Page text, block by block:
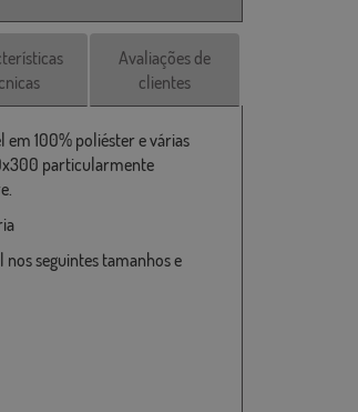
Avaliações de
clientes
em 100% poliéster e várias
particularmente
seguintes tamanhos e